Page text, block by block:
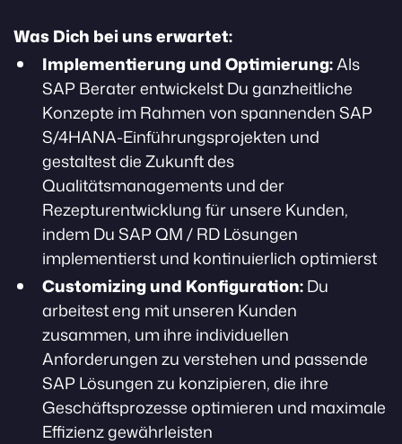
Was Dich bei uns erwartet:
Implementierung und Optimierung:Als
SAP Berater entwickelst Du ganzheitliche
Konzepte im Rahmen von spannenden SAP
S/4HANA-Einführungsprojekten und
gestaltest die Zukunft des
Qualitätsmanagements und der
Rezepturentwicklung für unsere Kunden,
indem Du SAP QM / RD Lösungen
implementierst und kontinuierlich optimierst
Customizing und Konfiguration:Du
arbeitest eng mit unseren Kunden
zusammen, um ihre individuellen
Anforderungen zu verstehen und passende
SAP Lösungen zu konzipieren, die ihre
Geschäftsprozesse optimieren und maximale
Effizienz gewährleisten